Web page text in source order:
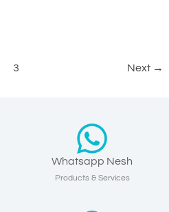
3 Next →
Whatsapp Nesh
Products & Services